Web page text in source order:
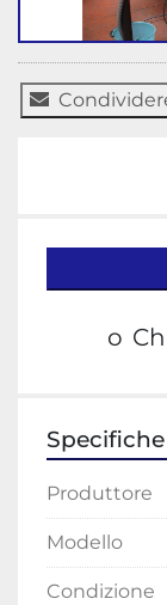
o
Specifiche
Produttore
Modello
Condizione